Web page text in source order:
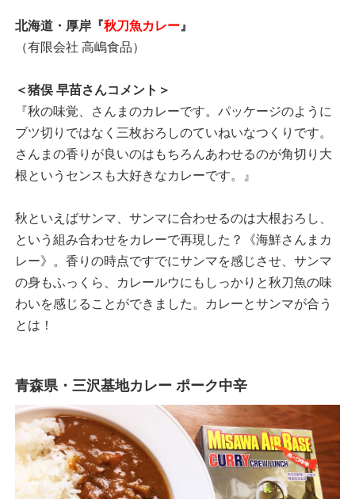
北海道・厚岸『秋刀魚カレー』
（有限会社 高嶋食品）
＜猪俣 早苗さんコメント＞
『秋の味覚、さんまのカレーです。パッケージのように
ブツ切りではなく三枚おろしのていねいなつくりです。
さんまの香りが良いのはもちろんあわせるのが角切り大
根というセンスも大好きなカレーです。』
秋といえばサンマ、サンマに合わせるのは大根おろし、
という組み合わせをカレーで再現した？《海鮮さんまカ
レー》。香りの時点ですでにサンマを感じさせ、サンマ
の身もふっくら、カレールウにもしっかりと秋刀魚の味
わいを感じることができました。カレーとサンマが合う
とは！
青森県・三沢基地カレー ポーク中辛